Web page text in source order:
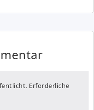
Erforderliche